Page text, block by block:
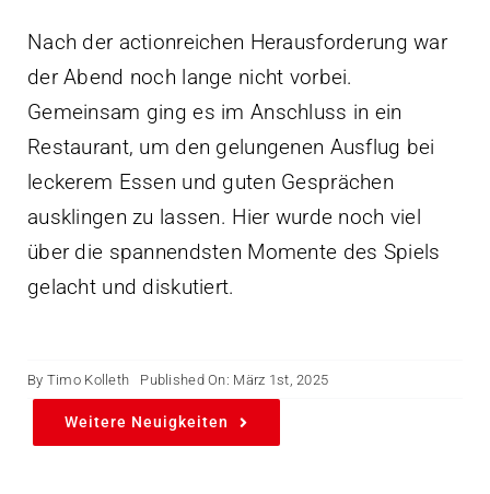
Nach der actionreichen Herausforderung war
der Abend noch lange nicht vorbei.
Gemeinsam ging es im Anschluss in ein
Restaurant, um den gelungenen Ausflug bei
leckerem Essen und guten Gesprächen
ausklingen zu lassen. Hier wurde noch viel
über die spannendsten Momente des Spiels
gelacht und diskutiert.
By Timo Kolleth Published On: März 1st, 2025
Weitere Neuigkeiten